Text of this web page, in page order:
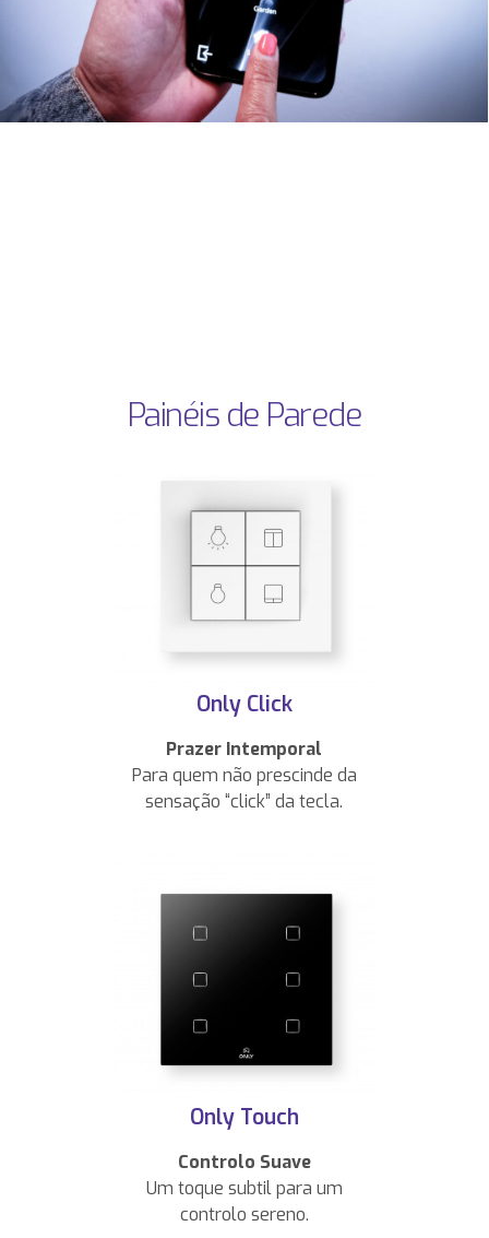
Painéis de Parede
Only Click
Prazer Intemporal
Para quem não prescinde da
sensação “click” da tecla.
Only Touch
Controlo Suave
Um toque subtil para um
controlo sereno.